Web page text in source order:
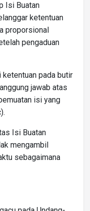
Isi Buatan
ketentuan
proporsional
pengaduan
pada butir
jawab atas
isi yang
Isi Buatan
mengambil
sebagaimana